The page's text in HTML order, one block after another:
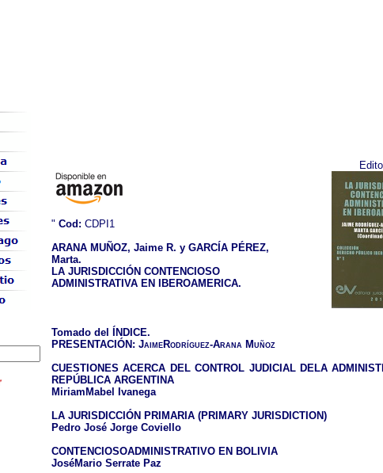
" Cod: CDPI1
ARANA MUÑOZ, Jaime R. y GARCÍA PÉREZ,
Marta.
LA JURISDICCIÓN CONTENCIOSO
ADMINISTRATIVA EN IBEROAMERICA.
Tomado del ÍNDICE.
PRESENTACIÓN: JaimeRodríguez-Arana Muñoz
CUESTIONES ACERCA DEL CONTROL JUDICIAL DELA
REPÚBLICA ARGENTINA
MiriamMabel Ivanega
LA JURISDICCIÓN PRIMARIA (PRIMARY JURISDICTION)
Pedro José Jorge Coviello
CONTENCIOSOADMINISTRATIVO EN BOLIVIA
JoséMario Serrate Paz